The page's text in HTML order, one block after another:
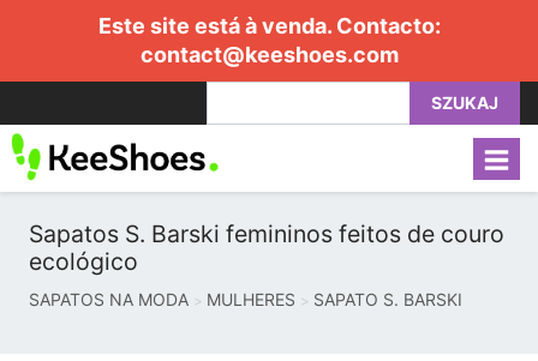
Este site está à venda. Contacto:
contact@keeshoes.com
SZUKAJ
Sapatos S. Barski femininos feitos de couro
ecológico
SAPATOS NA MODA MULHERES SAPATO S. BARSKI